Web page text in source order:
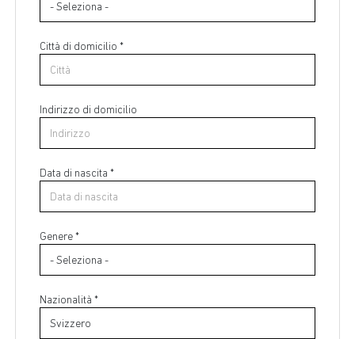
Città di domicilio *
Indirizzo di domicilio
Data di nascita *
Genere *
Nazionalità *